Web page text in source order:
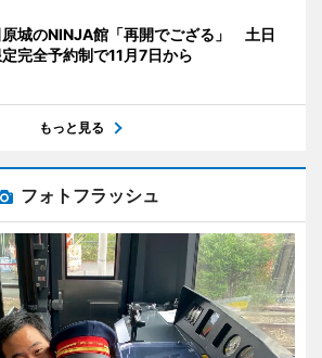
城のNINJA館「再開でござる」 土日
完全予約制で11月7日から
もっと見る
フォトフラッシュ